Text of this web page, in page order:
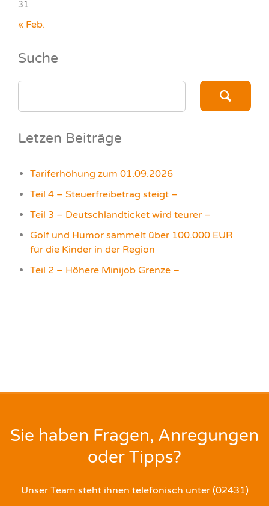
31
« Feb.
Suche
SEARCH
Letzen Beiträge
Tariferhöhung zum 01.09.2026
Teil 4 – Steuerfreibetrag steigt –
Teil 3 – Deutschlandticket wird teurer –
Golf und Humor sammelt über 100.000 EUR
für die Kinder in der Region
Teil 2 – Höhere Minijob Grenze –
Sie haben Fragen, Anregungen
oder Tipps?
Unser Team steht ihnen telefonisch unter (02431)